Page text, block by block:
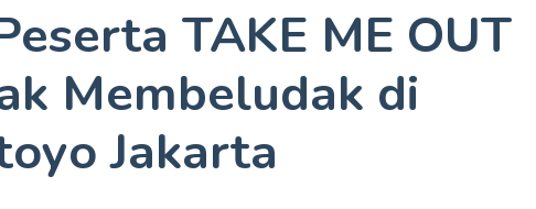
TAKE ME OUT
Membeludak di
Jakarta